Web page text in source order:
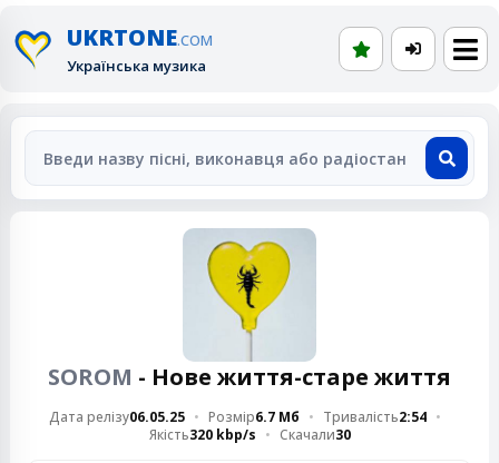
UKRTONE.COM
Українська музика
SOROM - Нове життя-старе життя
Дата релізу06.05.25 Розмір6.7 Мб Тривалість2:54
Якість320 kbp/s Скачали30